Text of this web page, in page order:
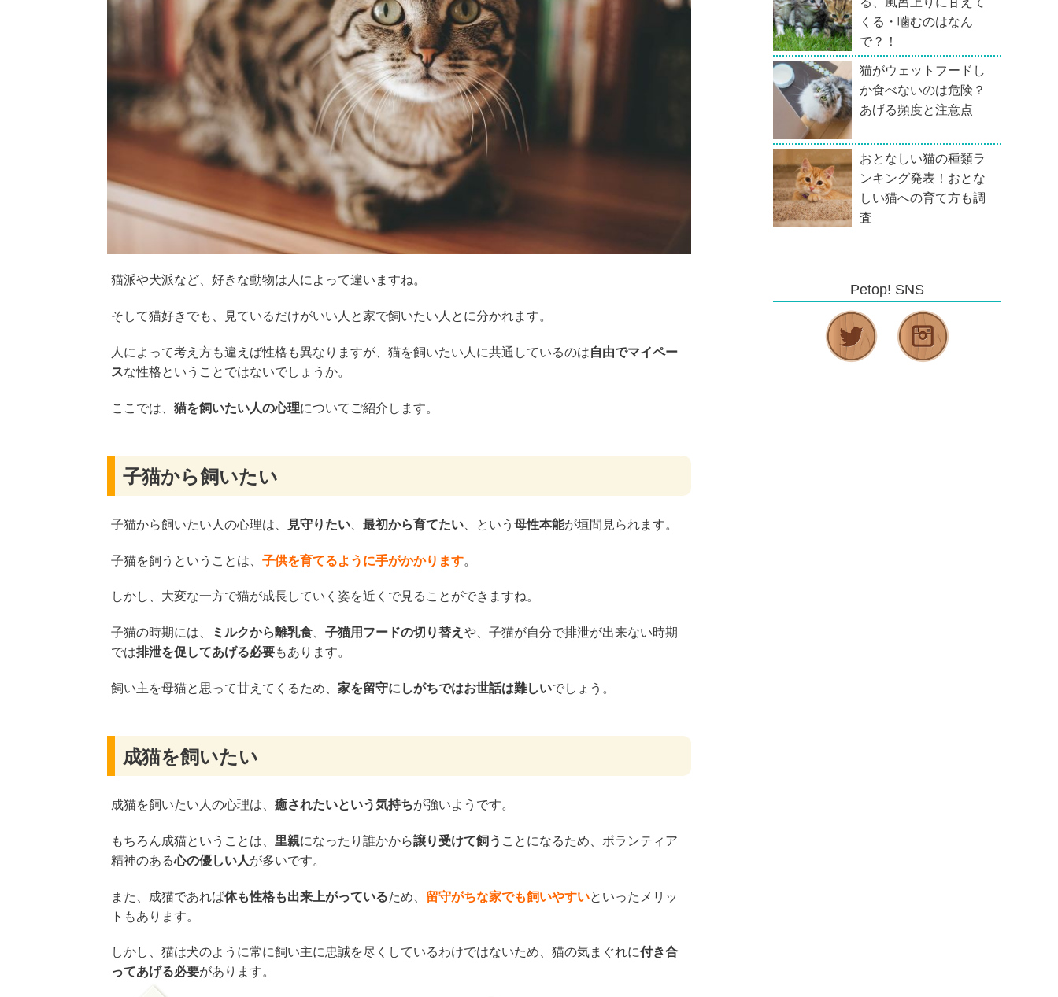
猫派や犬派など、好きな動物は人によって違いますね。
そして猫好きでも、見ているだけがいい人と家で飼いたい人とに分かれます。
人によって考え方も違えば性格も異なりますが、猫を飼いたい人に共通しているのは自由でマイペー
スな性格ということではないでしょうか。
ここでは、 猫を飼いたい人の心理についてご紹介します。
子猫から飼いたい
子猫から飼いたい人の心理は、 見守りたい、 最初から育てたい、という 母性本能が垣間見られます。
子猫を飼うということは、 子供を育てるように手がかかります。
しかし、大変な一方で猫が成長していく姿を近くで見ることができますね。
子猫の時期には、 ミルクから離乳食、 子猫用フードの切り替え や、子猫が自分で排泄が出来ない時期
では排泄を促してあげる必要もあります。
飼い主を母猫と思って甘えてくるため、 家を留守にしがちではお世話は難しいでしょう。
成猫を飼いたい
成猫を飼いたい人の心理は、 癒されたいという気持ちが強いようです。
もちろん成猫ということは、 里親になったり誰かから譲り受けて飼う ことになるため、ボランティア
精神のある心の優しい人が多いです。
また、成猫であれば体も性格も出来上がっているため、 留守がちな家でも飼いやすいといったメリッ
トもあります。
しかし、猫は犬のように常に飼い主に忠誠を尽くしているわけではないため、猫の気まぐれに付き合
ってあげる必要があります。
くる・噛むのはなん
で？！
猫がウェットフードし
か食べないのは危険？
あげる頻度と注意点
おとなしい猫の種類ラ
ンキング発表！おとな
しい猫への育て方も調
査
Petop! SNS